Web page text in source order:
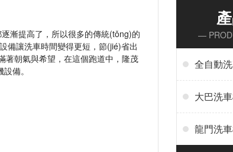
漸提高了，所以很多的傳統(tǒng)的
備讓洗車時間變得更短，節(jié)省出
著朝氣與希望，在這個跑道中，隆茂
備。
—
全自動
大巴洗
龍門洗